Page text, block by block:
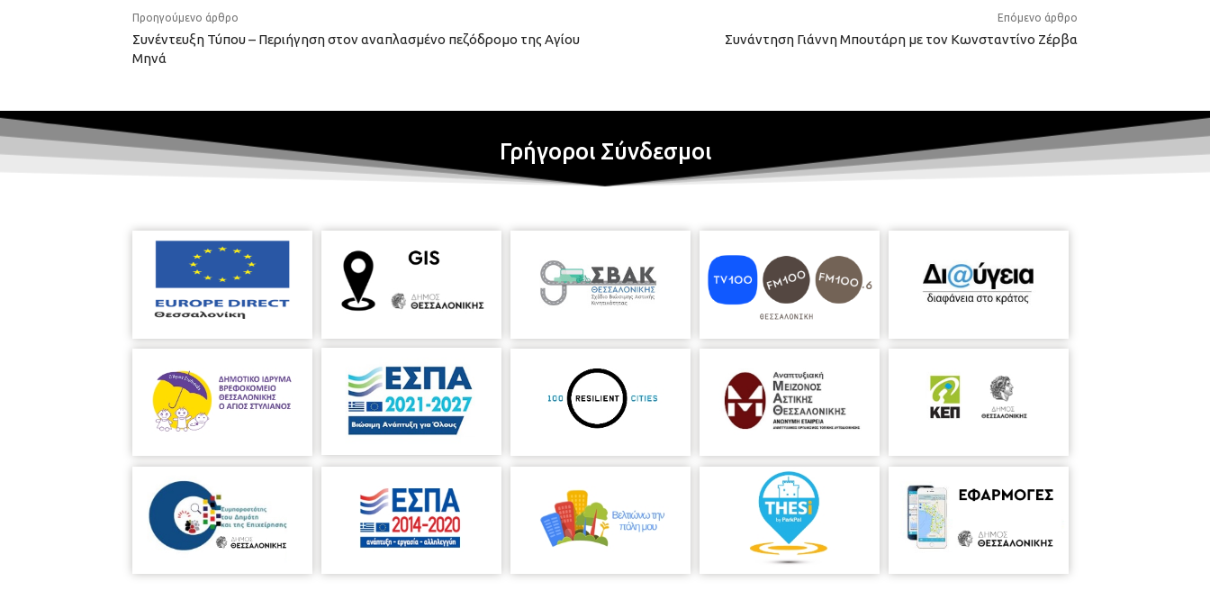
Προηγούμενο άρθρο
Συνέντευξη Τύπου – Περιήγηση στον αναπλασμένο πεζόδρομο της Αγίου
Μηνά
Επόμενο άρθρο
Συνάντηση Γιάννη Μπουτάρη με τον Κωνσταντίνο Ζέρβα
Γρήγοροι Σύνδεσμοι